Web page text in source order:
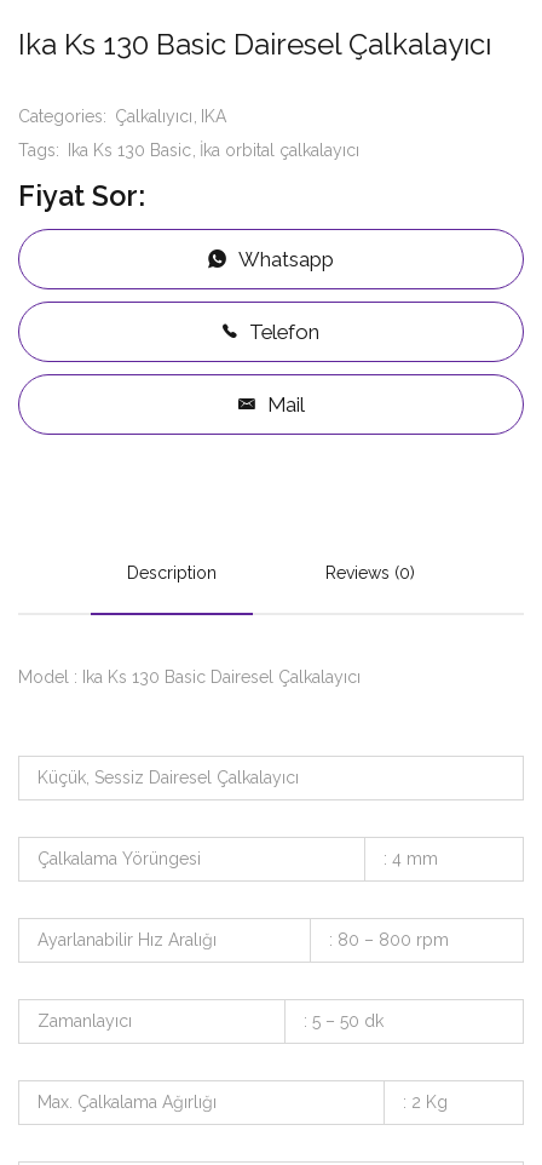
Ika Ks 130 Basic Dairesel Çalkalayıcı
Categories: Çalkalıyıcı IKA
Tags: Ika Ks 130 Basic İka orbital çalkalayıcı
Fiyat Sor:
Whatsapp
Telefon
Mail
Description Reviews (0)
Model : Ika Ks 130 Basic Dairesel Çalkalayıcı
Küçük, Sessiz Dairesel Çalkalayıcı
Çalkalama Yörüngesi : 4 mm
Ayarlanabilir Hız Aralığı : 80 – 800 rpm
Zamanlayıcı : 5 – 50 dk
Max. Çalkalama Ağırlığı : 2 Kg